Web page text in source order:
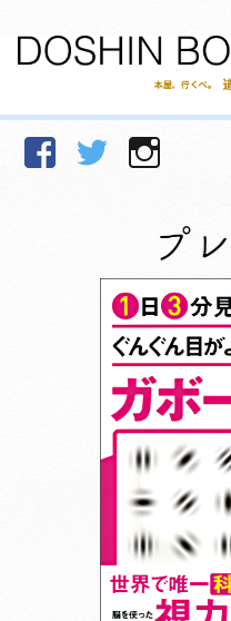
facebookTwitter